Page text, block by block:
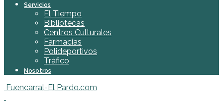
Servicios
El Tiempo
Bibliotecas
Centros Culturales
Farmacias
Polideportivos
Tráfico
Nosotros
Fuencarral-El Pardo.com